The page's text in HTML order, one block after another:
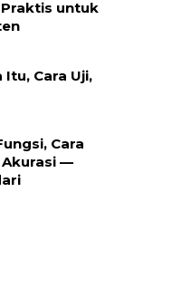
untuk
Cara Uji,
Cara
Akurasi —